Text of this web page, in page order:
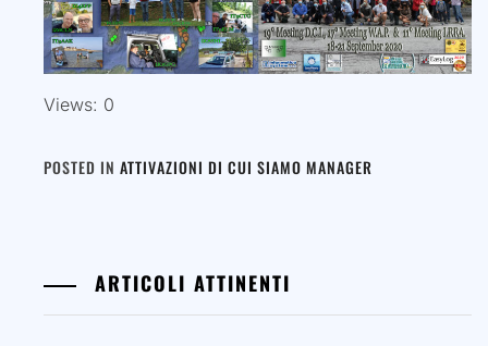
Views: 0
POSTED IN ATTIVAZIONI DI CUI SIAMO MANAGER
ARTICOLI ATTINENTI